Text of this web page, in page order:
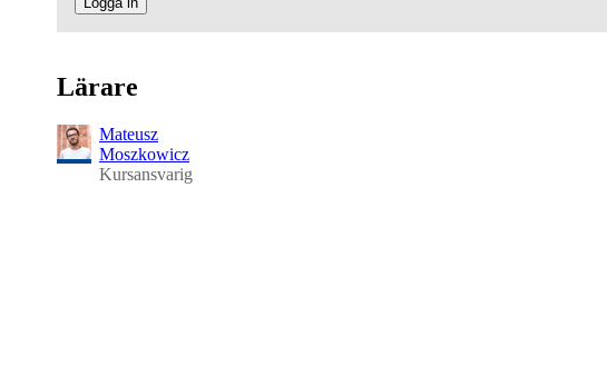
Lärare
Mateusz
Moszkowicz
Kursansvarig